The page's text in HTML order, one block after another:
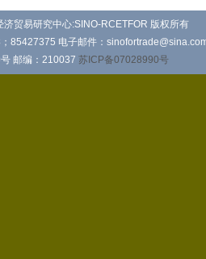
贸易研究中心:SINO-RCETFOR 版权所有
85427375 电子邮件：
邮编：210037 苏ICP备07028990号